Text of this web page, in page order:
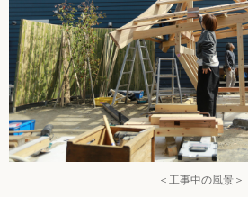
＜工事中の風景＞